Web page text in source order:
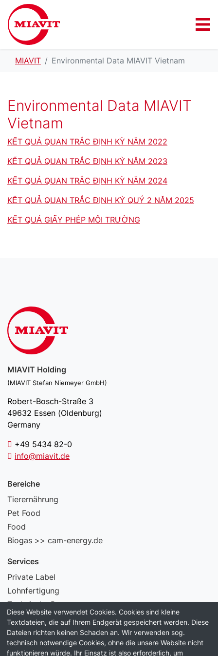
MIAVIT Environmental Data MIAVIT Vietnam
Environmental Data MIAVIT
Vietnam
KẾT QUẢ QUAN TRẮC ĐỊNH KỲ NĂM 2022
KẾT QUẢ QUAN TRẮC ĐỊNH KỲ NĂM 2023
KẾT QUẢ QUAN TRẮC ĐỊNH KỲ NĂM 2024
KẾT QUẢ QUAN TRẮC ĐỊNH KỲ QUÝ 2 NĂM 2025
KẾT QUẢ GIẤY PHÉP MÔI TRƯỜNG
MIAVIT Holding
(MIAVIT Stefan Niemeyer GmbH)
Robert-Bosch-Straße 3
49632 Essen (Oldenburg)
Germany
+49 5434 82-0
info@miavit.de
Bereiche
Tierernährung
Pet Food
Food
Biogas >> cam-energy.de
Services
Private Label
Lohnfertigung
Technische Beratung
Laborservice
Information
Diese Website verwendet Cookies. Cookies sind kleine
Textdateien, die auf Ihrem Endgerät gespeichert werden. Diese
Dateien richten keinen Schaden an. Wir verwenden sog.
technisch notwendige Cookies, ohne die unsere Website nicht
funktionieren würde. Ihr Einsatz ist also erforderlich, um